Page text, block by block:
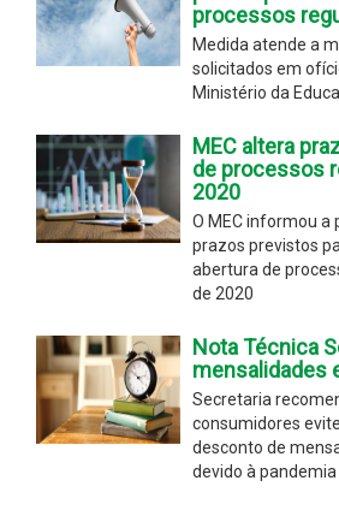
processos
Medida atende a
solicitados em
Ministério da
MEC altera
de processos
2020
O MEC informou a
prazos previstos
abertura de
de 2020
Nota Técnica
mensalidades
Secretaria
consumidores
desconto de
devido à pandemia